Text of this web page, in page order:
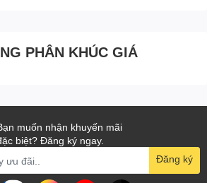
PHÂN KHÚC GIÁ
muốn nhận khuyến mãi
biệt? Đăng ký ngay.
Đăng ký